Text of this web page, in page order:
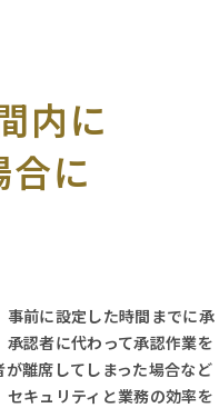
内に
合に
事前に設定した時間までに承
認者に代わって承認作業を
離席してしまった場合など
キュリティと業務の効率を